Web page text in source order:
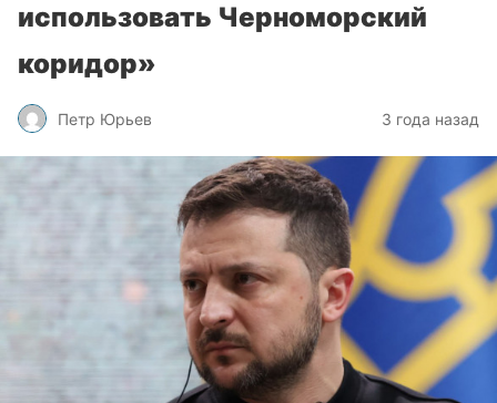
использовать Черноморский
коридор»
Петр Юрьев 3 года назад